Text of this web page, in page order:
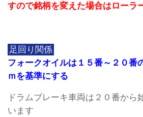
すので銘柄を変えた場合はローラ
足回り関係
フォークオイルは１５番～２０番
ｍを基準にする
ドラムブレーキ車両は２０番から
います